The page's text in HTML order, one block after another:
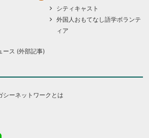
シティキャスト
外国人おもてなし語学ボランテ
ィア
ース (外部記事)
シーネットワークとは